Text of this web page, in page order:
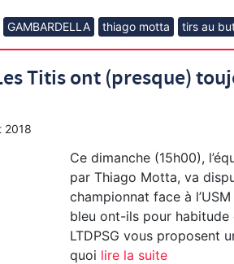
GAMBARDELLA thiago motta tirs au
Titis ont (presque)
2018
Ce dimanche (15h00),
par Thiago Motta, va
championnat face à
bleu ont-ils pour
LTDPSG vous proposent
quoi lire la suite